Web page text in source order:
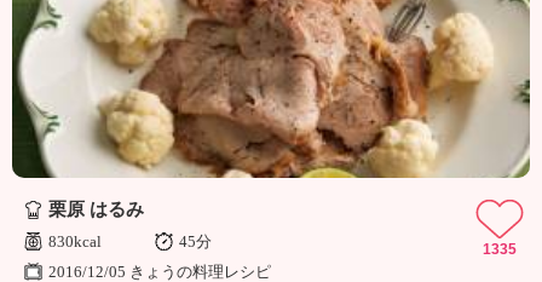
栗原 はるみ
830kcal
45分
2016/12/05 きょうの料理レシピ
1335